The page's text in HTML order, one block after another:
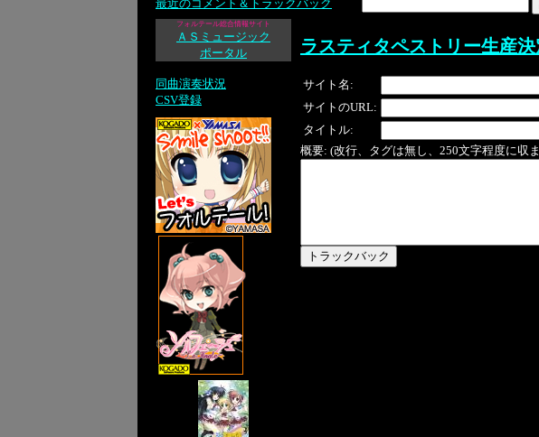
最近のコメント＆トラックバック
フォルテール総合情報サイト
ＡＳミュージック
ポータル
同曲演奏状況
CSV登録
ラスティタペストリー生産決
サイト名:
サイトのURL:
タイトル:
概要: (改行、タグは無し、250文字程度に収